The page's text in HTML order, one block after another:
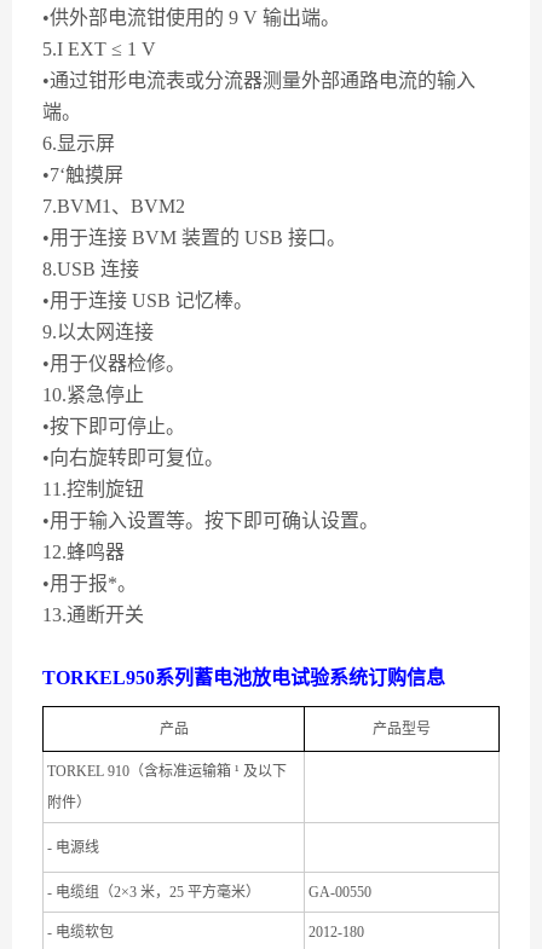
•供外部电流钳使用的 9 V 输出端。
5.I EXT ≤ 1 V
•通过钳形电流表或分流器测量外部通路电流的输入
端。
6.显示屏
•7‘触摸屏
7.BVM1、BVM2
•用于连接 BVM 装置的 USB 接口。
8.USB 连接
•用于连接 USB 记忆棒。
9.以太网连接
•用于仪器检修。
10.紧急停止
•按下即可停止。
•向右旋转即可复位。
11.控制旋钮
•用于输入设置等。按下即可确认设置。
12.蜂鸣器
•用于报*。
13.通断开关
TORKEL950系列蓄电池放电试验系统订购信息
产品 产品型号
TORKEL 910（含标准运输箱 ¹ 及以下
附件）
- 电源线
- 电缆组（2×3 米，25 平方毫米） GA-00550
- 电缆软包 2012-180